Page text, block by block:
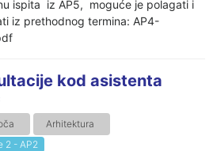
ispita iz AP5, moguće je polagati i
iz prethodnog termina: AP4-
kod asistenta
Arhitektura
2 - AP2